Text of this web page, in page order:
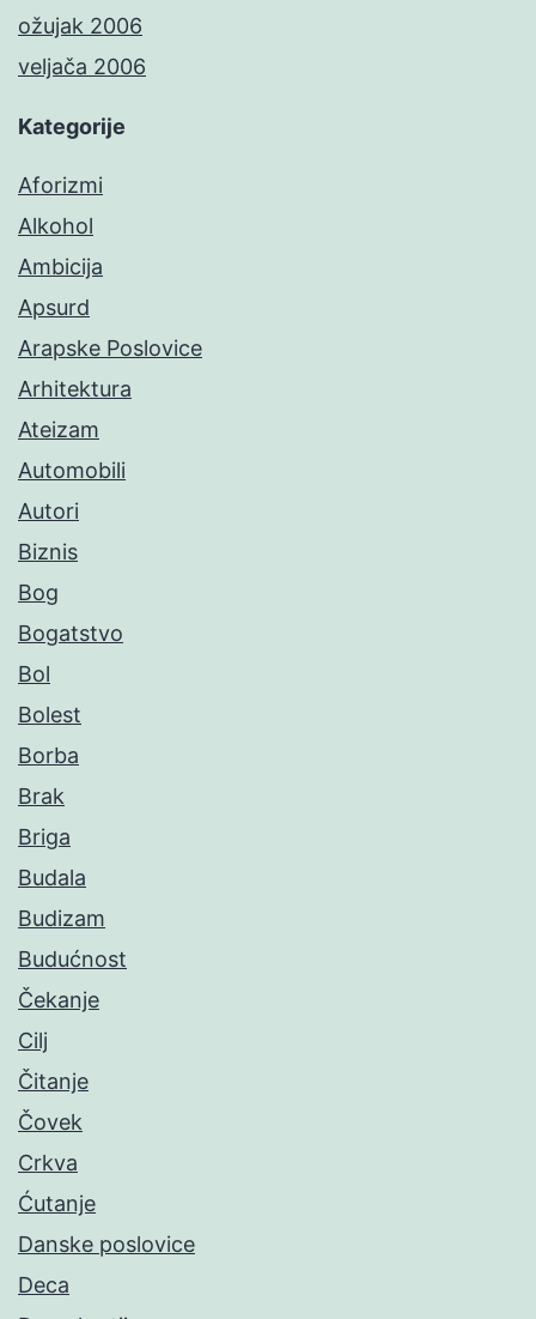
ožujak 2006
veljača 2006
Kategorije
Aforizmi
Alkohol
Ambicija
Apsurd
Arapske Poslovice
Arhitektura
Ateizam
Automobili
Autori
Biznis
Bog
Bogatstvo
Bol
Bolest
Borba
Brak
Briga
Budala
Budizam
Budućnost
Čekanje
Cilj
Čitanje
Čovek
Crkva
Ćutanje
Danske poslovice
Deca